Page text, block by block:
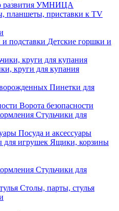
развития УМНИЦА
планшеты, приставки к TV
Детские горшки и
круги для купания
Пинетки для
Ворота безопасности
Стульчики для
Посуда и аксессуары
Ящики, корзины
Стульчики для
Столы, парты, стулья